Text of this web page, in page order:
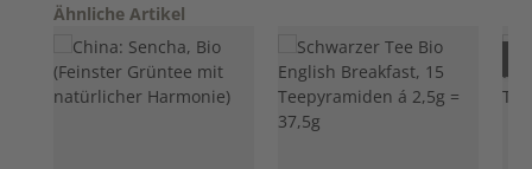
Produktgalerie überspringen
Ähnliche Artikel